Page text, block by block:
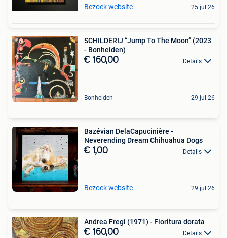
Bezoek website 25 jul 26
SCHILDERIJ “Jump To The Moon” (2023
- Bonheiden)
€ 160,00 Details
Bonheiden 29 jul 26
Bazévian DelaCapucinière -
Neverending Dream Chihuahua Dogs
€ 1,00 Details
Bezoek website 29 jul 26
Andrea Fregi (1971) - Fioritura dorata
€ 160,00 Details